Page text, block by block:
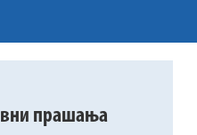
прашања